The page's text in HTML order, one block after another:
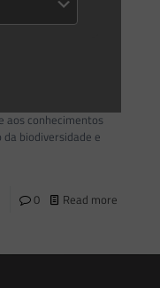
do acesso aos
aos conhecimentos
biodiversidade e
0 Read more